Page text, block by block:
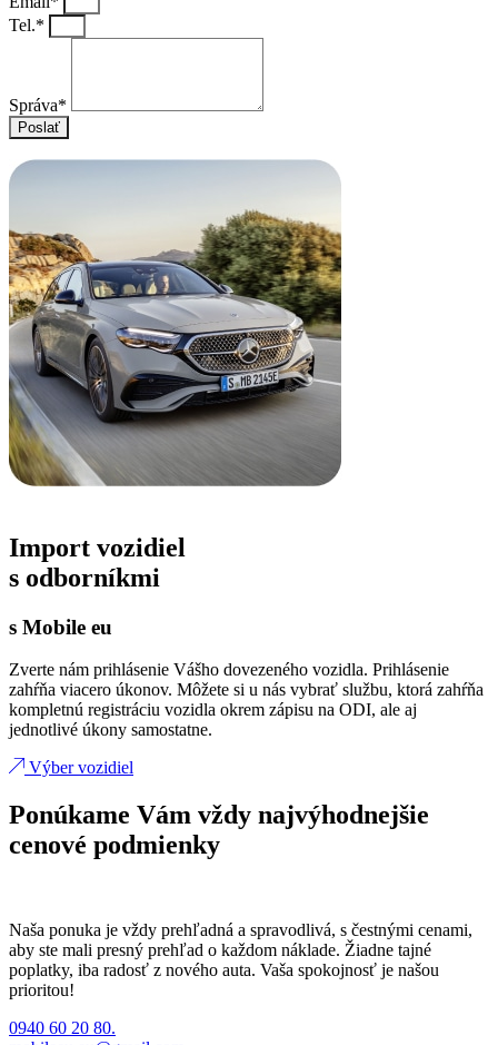
Tel.*
Správa*
Poslať
Import vozidiel
s odborníkmi
s Mobile eu
Zverte nám prihlásenie Vášho dovezeného vozidla. Prihlásenie
zahŕňa viacero úkonov. Môžete si u nás vybrať službu, ktorá zahŕňa
kompletnú registráciu vozidla okrem zápisu na ODI, ale aj
jednotlivé úkony samostatne.
Výber vozidiel
Ponúkame Vám vždy najvýhodnejšie
cenové podmienky
Naša ponuka je vždy prehľadná a spravodlivá, s čestnými cenami,
aby ste mali presný prehľad o každom náklade. Žiadne tajné
poplatky, iba radosť z nového auta. Vaša spokojnosť je našou
prioritou!
0940 60 20 80.